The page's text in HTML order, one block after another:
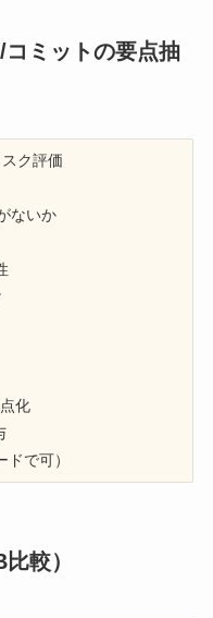
ミットの要点抽
ク評価
ないか
化
で可）
較）